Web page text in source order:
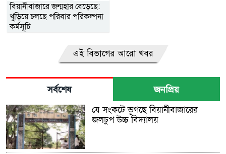
বিয়ানীবাজারে জন্মহার বেড়েছে:
খুড়িয়ে চলছে পরিবার পরিকল্পনা
কর্মসূচি
এই বিভাগের আরো খবর
সর্বশেষ জনপ্রিয়
যে সংকটে ভূগছে বিয়ানীবাজারের
জলঢুপ উচ্চ বিদ্যালয়